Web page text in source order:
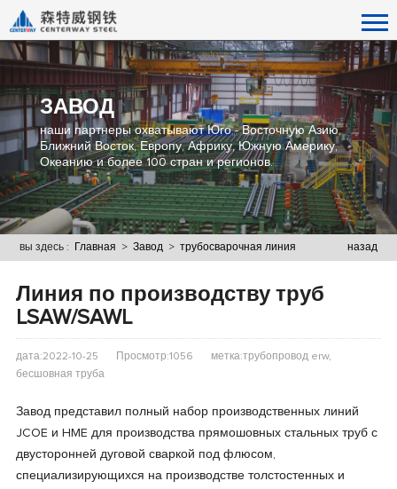
ЗАВОД
наши партнеры охватывают Юго - Восточную Азию,
Ближний Восток, Европу, Африку, Южную Америку,
Океанию и более 100 стран и регионов.
назад
вы здесь : Главная >Завод >трубосварочная линия
Линия по производству труб
LSAW/SAWL
дата:2022-10-25 Просмотр:1056
метка:трубопровод erw,
бесшовная труба
Завод представил полный набор производственных линий
JCOE и HME для производства прямошовных стальных труб с
двусторонней дуговой сваркой под флюсом,
специализирующихся на производстве толстостенных и